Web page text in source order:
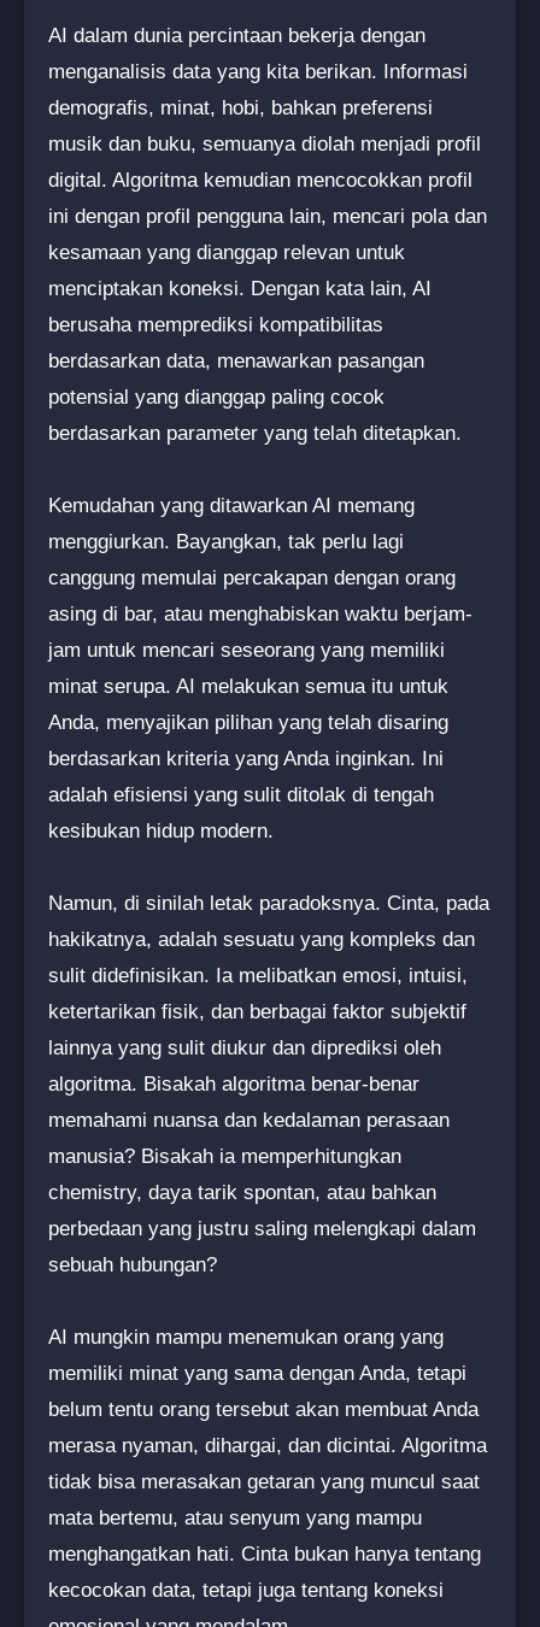
AI dalam dunia percintaan bekerja dengan
menganalisis data yang kita berikan. Informasi
demografis, minat, hobi, bahkan preferensi
musik dan buku, semuanya diolah menjadi profil
digital. Algoritma kemudian mencocokkan profil
ini dengan profil pengguna lain, mencari pola dan
kesamaan yang dianggap relevan untuk
menciptakan koneksi. Dengan kata lain, AI
berusaha memprediksi kompatibilitas
berdasarkan data, menawarkan pasangan
potensial yang dianggap paling cocok
berdasarkan parameter yang telah ditetapkan.
Kemudahan yang ditawarkan AI memang
menggiurkan. Bayangkan, tak perlu lagi
canggung memulai percakapan dengan orang
asing di bar, atau menghabiskan waktu berjam-
jam untuk mencari seseorang yang memiliki
minat serupa. AI melakukan semua itu untuk
Anda, menyajikan pilihan yang telah disaring
berdasarkan kriteria yang Anda inginkan. Ini
adalah efisiensi yang sulit ditolak di tengah
kesibukan hidup modern.
Namun, di sinilah letak paradoksnya. Cinta, pada
hakikatnya, adalah sesuatu yang kompleks dan
sulit didefinisikan. Ia melibatkan emosi, intuisi,
ketertarikan fisik, dan berbagai faktor subjektif
lainnya yang sulit diukur dan diprediksi oleh
algoritma. Bisakah algoritma benar-benar
memahami nuansa dan kedalaman perasaan
manusia? Bisakah ia memperhitungkan
chemistry, daya tarik spontan, atau bahkan
perbedaan yang justru saling melengkapi dalam
sebuah hubungan?
AI mungkin mampu menemukan orang yang
memiliki minat yang sama dengan Anda, tetapi
belum tentu orang tersebut akan membuat Anda
merasa nyaman, dihargai, dan dicintai. Algoritma
tidak bisa merasakan getaran yang muncul saat
mata bertemu, atau senyum yang mampu
menghangatkan hati. Cinta bukan hanya tentang
kecocokan data, tetapi juga tentang koneksi